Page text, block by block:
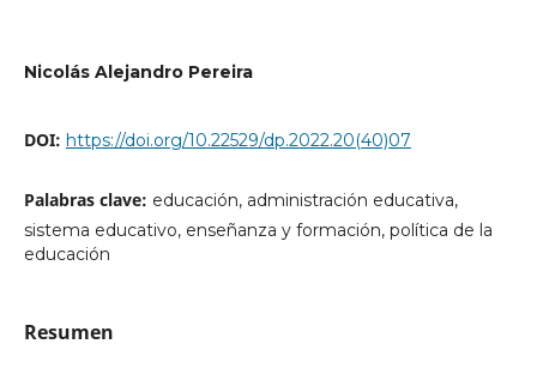
Nicolás Alejandro Pereira
DOI: https://doi.org/10.22529/dp.2022.20(40)07
Palabras clave: educación, administración educativa,
sistema educativo, enseñanza y formación, política de la
educación
Resumen